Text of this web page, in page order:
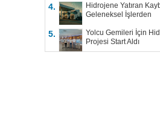
4.
Hidrojene Yatıran
Geleneksel İşlerden
5.
Yolcu Gemileri İçin
Projesi Start Aldı